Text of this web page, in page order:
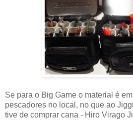
Se para o Big Game o material é
pescadores no local, no que ao
tive de comprar cana - Hiro Virago